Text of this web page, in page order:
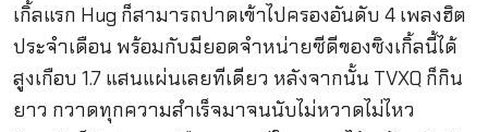
เกิ้ลแรก Hug ก็สามารถปาดเข้าไปครองอันดับ 4 เพลงฮิต
ประจำเดือน พร้อมกับมียอดจำหน่ายซีดีของซิงเกิ้ลนี้ได้
สูงเกือบ 1.7 แสนแผ่นเลยทีเดียว หลังจากนั้น TVXQ ก็กิน
ยาว กวาดทุกความสำเร็จมาจนนับไม่หวาดไม่ไหว